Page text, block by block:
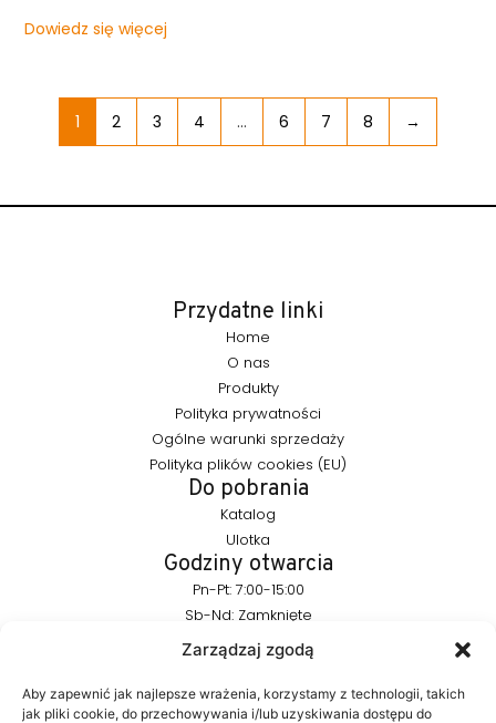
Zarządzaj zgodą
Aby zapewnić jak najlepsze wrażenia, korzystamy z technologii, takich
jak pliki cookie, do przechowywania i/lub uzyskiwania dostępu do
Dowiedz się więcej
1 2 3 4 … 6 7 8 →
Przydatne linki
Home
O nas
Produkty
Polityka prywatności
Ogólne warunki sprzedaży
Polityka plików cookies (EU)
Do pobrania
Katalog
Ulotka
Godziny otwarcia
Pn-Pt: 7:00-15:00
Sb-Nd: Zamknięte
Pozostańmy w kontakcie
info@furnika.pl
+48 (77) 544 91 28